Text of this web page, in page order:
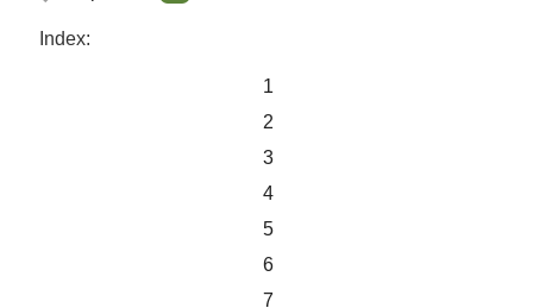
Index:
1
2
3
4
5
6
7